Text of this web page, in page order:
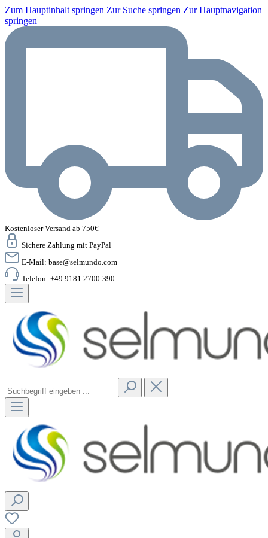
Zum Hauptinhalt springen Zur Suche springen Zur Hauptnavigation
springen
Kostenloser Versand ab 750€
Sichere Zahlung mit PayPal
E-Mail: base@selmundo.com
Telefon: +49 9181 2700-390